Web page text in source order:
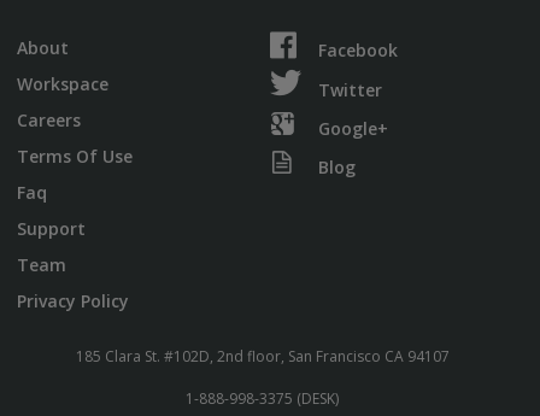
About
Workspace
Careers
Terms Of Use
Faq
Support
Team
Privacy Policy
Facebook
Twitter
Google+
Blog
185 Clara St. #102D, 2nd floor, San Francisco CA 94107
1-888-998-3375 (DESK)